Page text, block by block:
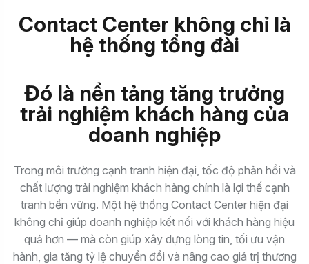
Contact Center không chỉ là
hệ thống tổng đài
Đó là nền tảng tăng trưởng
trải nghiệm khách hàng của
doanh nghiệp
Trong môi trường cạnh tranh hiện đại, tốc độ phản hồi và
chất lượng trải nghiệm khách hàng chính là lợi thế cạnh
tranh bền vững. Một hệ thống Contact Center hiện đại
không chỉ giúp doanh nghiệp kết nối với khách hàng hiệu
quả hơn — mà còn giúp xây dựng lòng tin, tối ưu vận
hành, gia tăng tỷ lệ chuyển đổi và nâng cao giá trị thương